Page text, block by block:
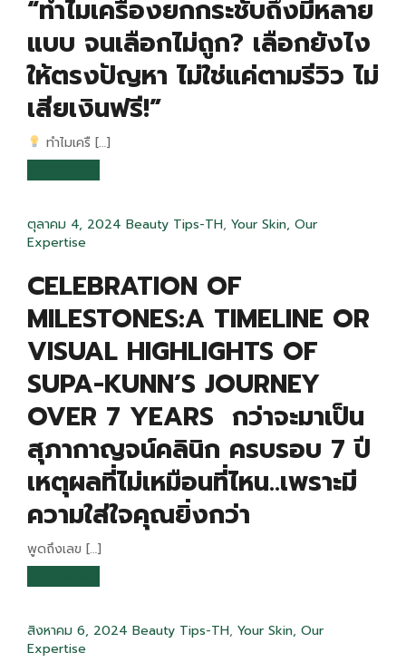
“ทำไมเครื่องยกกระชับถึงมีหลาย
แบบ จนเลือกไม่ถูก? เลือกยังไง
ให้ตรงปัญหา ไม่ใช่แค่ตามรีวิว ไม่
เสียเงินฟรี!”
ทำไมเครื […]
ตุลาคม 4, 2024 Beauty Tips-TH, Your Skin, Our
Expertise
CELEBRATION OF
MILESTONES:A TIMELINE OR
VISUAL HIGHLIGHTS OF
SUPA-KUNN’S JOURNEY
OVER 7 YEARS กว่าจะมาเป็น
สุภากาญจน์คลินิก ครบรอบ 7 ปี
เหตุผลที่ไม่เหมือนที่ไหน..เพราะมี
ความใส่ใจคุณยิ่งกว่า
พูดถึงเลข […]
สิงหาคม 6, 2024 Beauty Tips-TH, Your Skin, Our
Expertise